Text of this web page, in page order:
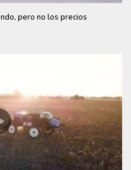
pero no los precios